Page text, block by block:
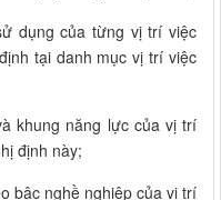
dụng của từng vị trí việc
tại danh mục vị trí việc
khung năng lực của vị trí
định này;
bậc nghề nghiệp của vị trí